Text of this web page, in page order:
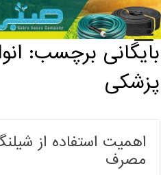
خانه / بایگانی برچسب: انواع
بایگانی برچسب:
پزشکی
اهمیت استفاده از
مصرف